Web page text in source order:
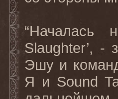
“Началась
Slaughter’, -
Эшу и
Я и Sound